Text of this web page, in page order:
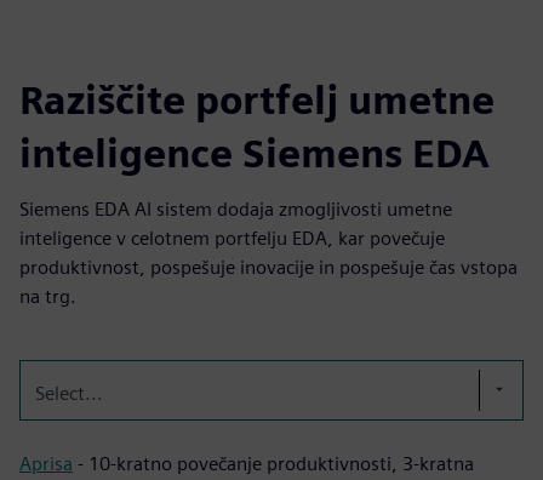
Raziščite portfelj umetne
inteligence Siemens EDA
Siemens EDA AI sistem dodaja zmogljivosti umetne
inteligence v celotnem portfelju EDA, kar povečuje
produktivnost, pospešuje inovacije in pospešuje čas vstopa
na trg.
Select...
Aprisa - 10-kratno povečanje produktivnosti, 3-kratna